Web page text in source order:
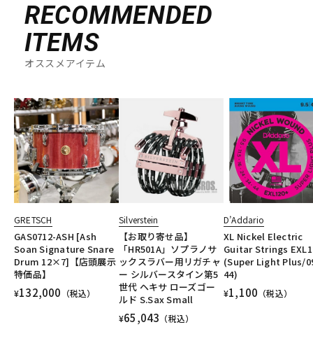
キーボード
アンプ エフェクター
DJ機器 DTM
DTM オンライン納品 レコーディング機器
配信/ライブ機器 楽器アクセサリ
RECOMMENDED
ITEMS
オススメアイテム
GRETSCH
GAS0712-ASH [Ash
Soan Signature Snare
Drum 12×7]【店頭展示
特価品】
¥132,000 （税込）
Silverstein
【お取り寄せ品】
「HR501A」ソプラノサ
ックスラバー用リガチャ
ー シルバースタイン第5
世代 ヘキサ ローズゴー
ルド S.Sax Small
¥65,043 （税込）
D’Addario
XL Nickel Electric
Guitar Strings
(Super Light Plus/
44)
¥1,100 （税込）